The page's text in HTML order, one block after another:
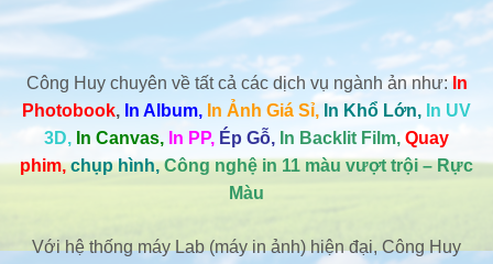
Công Huy chuyên về tất cả các dịch vụ ngành ản như:In
Photobook, In Album, In Ảnh Giá Sỉ, In Khổ Lớn, In UV
3D, In Canvas, In PP, Ép Gỗ, In Backlit Film, Quay
phim, chụp hình, Công nghệ in 11 màu vượt trội – Rực
Màu
Với hệ thống máy Lab (máy in ảnh) hiện đại, Công Huy